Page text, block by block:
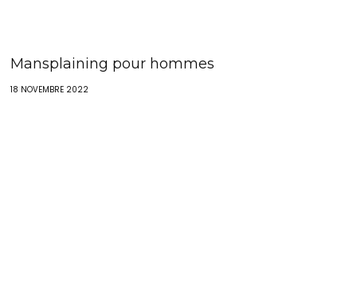
Mansplaining pour hommes
18 NOVEMBRE 2022